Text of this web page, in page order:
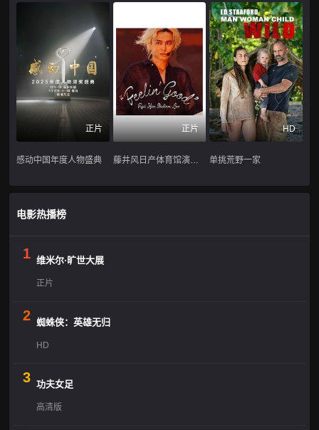
正片
感动中国年度人物盛典
正片
藤井风日产体育馆演唱会 ''Feelin' Good''
HD
单挑荒野一家
电影热播榜
1 维米尔·旷世大展
正片
2 蜘蛛侠：英雄无归
HD
3 功夫女足
高清版